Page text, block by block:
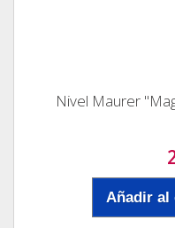
Nivel Maurer
Añadir al